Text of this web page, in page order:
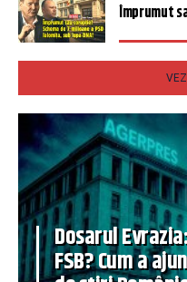
Împrumut
Dosarul
FSB? Cum a